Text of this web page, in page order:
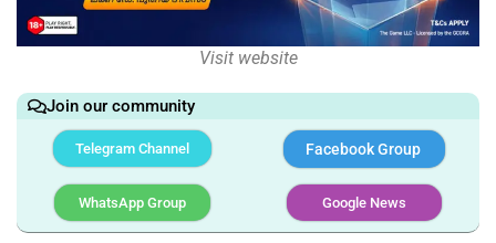
Visit website
Join our community
Telegram Channel Facebook Group
WhatsApp Group Google News